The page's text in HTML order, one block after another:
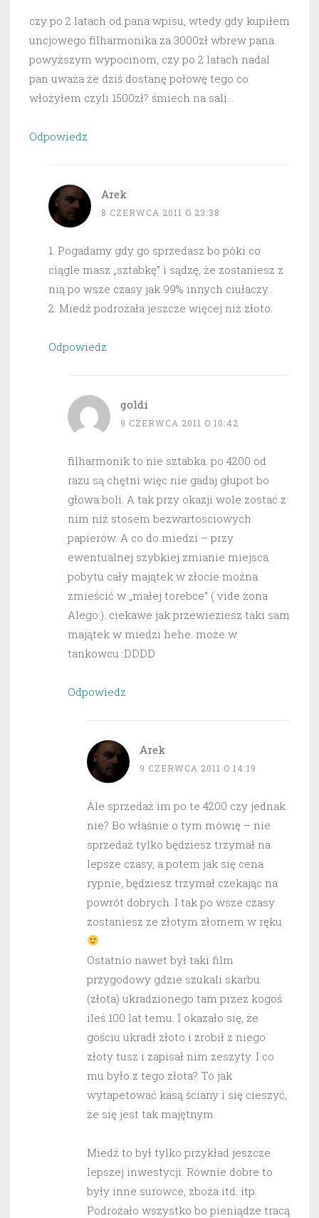
czy po 2 latach od pana wpisu, wtedy gdy kupiłem
uncjowego filharmonika za 3000zł wbrew pana
powyższym wypocinom, czy po 2 latach nadal
pan uważa że dziś dostanę połowę tego co
włożyłem czyli 1500zł? śmiech na sali…
Odpowiedz
Arek
8 CZERWCA 2011 O 23:38
1. Pogadamy gdy go sprzedasz bo póki co
ciągle masz „sztabkę” i sądzę, że zostaniesz z
nią po wsze czasy jak 99% innych ciułaczy.
2. Miedź podrożała jeszcze więcej niż złoto.
Odpowiedz
goldi
9 CZERWCA 2011 O 10:42
filharmonik to nie sztabka. po 4200 od
razu są chętni więc nie gadaj głupot bo
głowa boli. A tak przy okazji wole zostać z
nim niż stosem bezwartosciowych
papierów. A co do miedzi – przy
ewentualnej szybkiej zmianie miejsca
pobytu cały majątek w złocie można
zmieścić w „małej torebce” ( vide żona
Alego:). ciekawe jak przewieziesz taki sam
majątek w miedzi hehe. może w
tankowcu :DDDD
Odpowiedz
Arek
9 CZERWCA 2011 O 14:19
Ale sprzedaż im po te 4200 czy jednak
nie? Bo właśnie o tym mówię – nie
sprzedaż tylko będziesz trzymał na
lepsze czasy, a potem jak się cena
rypnie, będziesz trzymał czekając na
powrót dobrych. I tak po wsze czasy
zostaniesz ze złotym złomem w ręku
Ostatnio nawet był taki film
przygodowy gdzie szukali skarbu
(złota) ukradzionego tam przez kogoś
ileś 100 lat temu. I okazało się, że
gościu ukradł złoto i zrobił z niego
złoty tusz i zapisał nim zeszyty. I co
mu było z tego złota? To jak
wytapetować kasą ściany i się cieszyć,
że się jest tak majętnym.
Miedź to był tylko przykład jeszcze
lepszej inwestycji. Równie dobre to
były inne surowce, zboża itd. itp.
Podrożało wszystko bo pieniądze tracą